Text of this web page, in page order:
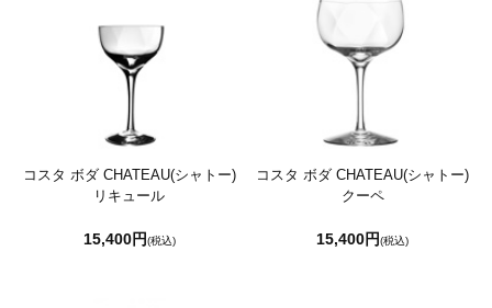
コスタ ボダ CHATEAU(シャトー)
リキュール
15,400円(税込)
コスタ ボダ CHATEAU(シャトー)
クーペ
15,400円(税込)